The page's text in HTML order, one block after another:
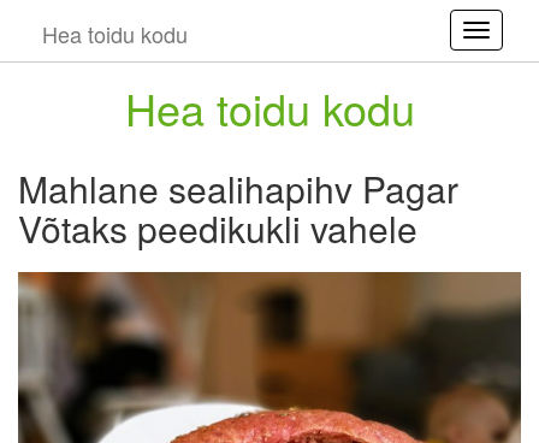
Hea toidu kodu
Hea toidu kodu
Mahlane sealihapihv Pagar
Võtaks peedikukli vahele